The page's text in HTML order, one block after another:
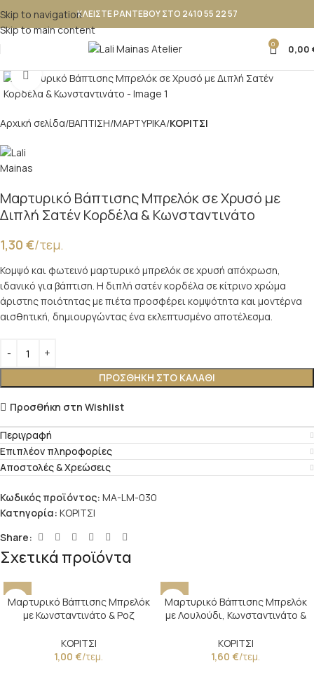
Skip to navigation
Skip to main content
ΚΛΕΙΣΤΕ ΡΑΝΤΕΒΟΥ ΣΤΟ 2410 55 22 57
0 0,00
Κλικ για μεγέθυνση
Αρχική σελίδα ΒΑΠΤΙΣΗ ΜΑΡΤΥΡΙΚΑ ΚΟΡΙΤΣΙ
Μαρτυρικό Βάπτισης Μπρελόκ σε Χρυσό με
Διπλή Σατέν Κορδέλα & Κωνσταντινάτο
1,30 €/τεμ.
Κομψό και φωτεινό μαρτυρικό μπρελόκ σε χρυσή απόχρωση,
ιδανικό για βάπτιση. Η διπλή σατέν κορδέλα σε κίτρινο χρώμα
άριστης ποιότητας με πιέτα προσφέρει κομψότητα και μοντέρνα
αισθητική, δημιουργώντας ένα εκλεπτυσμένο αποτέλεσμα.
ΠΡΟΣΘΉΚΗ ΣΤΟ ΚΑΛΆΘΙ
Προσθήκη στη Wishlist
Περιγραφή
Επιπλέον πληροφορίες
Αποστολές & Χρεώσεις
Κωδικός προϊόντος: MA-LM-030
Κατηγορία: ΚΟΡΙΤΣΙ
Share:
Σχετικά προϊόντα
Μαρτυρικό Βάπτισης Μπρελόκ
με Κωνσταντινάτο & Ροζ
ΚΟΡΙΤΣΙ
1,00 €/τεμ.
Μαρτυρικό Βάπτισης Μπρελόκ
με Λουλούδι, Κωνσταντινάτο &
ΚΟΡΙΤΣΙ
1,60 €/τεμ.